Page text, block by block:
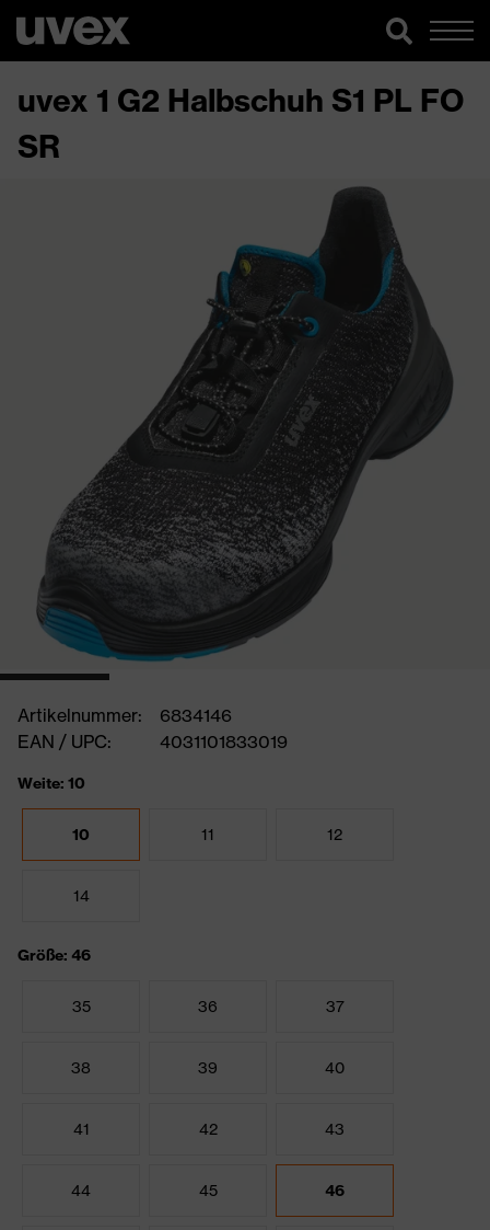
uvex 1 G2 Halbschuh S1 PL FO
SR
Artikelnummer:
6834146
EAN / UPC:
4031101833019
Weite: 10
10 11 12
14
Größe: 46
35 36 37
38 39 40
41 42 43
44 45 46